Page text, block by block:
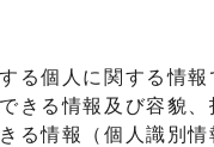
る個人に関する情
きる情報及び容貌
る情報（個人識別情